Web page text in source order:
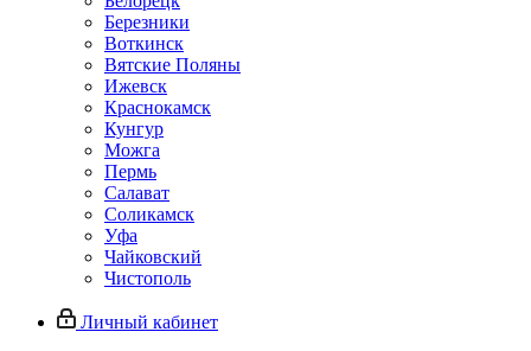
Березники
Воткинск
Вятские Поляны
Ижевск
Краснокамск
Кунгур
Можга
Пермь
Салават
Соликамск
Уфа
Чайковский
Чистополь
Личный кабинет